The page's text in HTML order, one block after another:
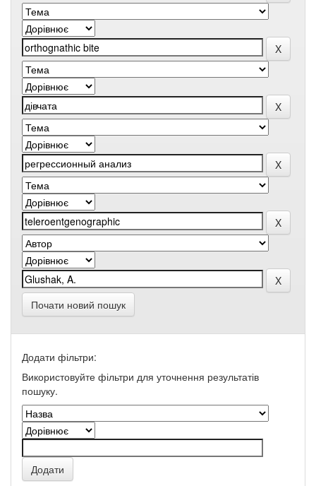
Почати новий пошук
Додати фільтри:
Використовуйте фільтри для уточнення результатів
пошуку.